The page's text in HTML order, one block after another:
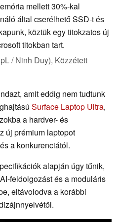
mellett 30%-kal
által cserélhető SSD-t és
köztük egy titokzatos új
titokban tart.
/ Ninh Duy), Közzétett
amit eddig nem tudtunk
Surface Laptop Ultra,
a hardver- és
új prémium laptopot
a konkurenciától.
alapján úgy tűnik,
feldolgozást és a moduláris
eltávolodva a korábbi